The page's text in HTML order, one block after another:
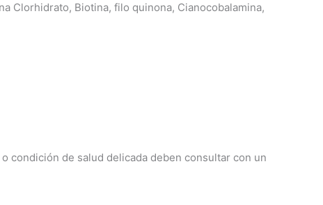
Clorhidrato, Biotina, filo quinona, Cianocobalamina,
condición de salud delicada deben consultar con un